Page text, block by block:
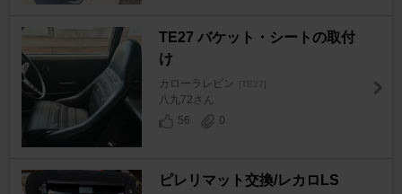
TE27 バケット・シートの取付
け
カローラレビン [TE27]
八九72さん
56
0
ピレリマット交換/レカロLS